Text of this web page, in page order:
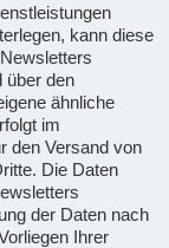
kann diese
über den
ähnliche
im
den Versand von
Die Daten
der Daten nach
Ihrer